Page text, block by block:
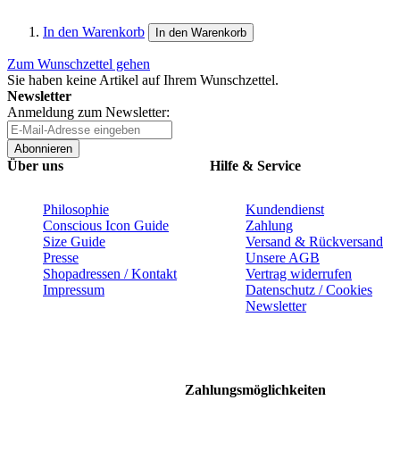
In den Warenkorb In den Warenkorb
Zum Wunschzettel gehen
Sie haben keine Artikel auf Ihrem Wunschzettel.
Newsletter
Anmeldung zum Newsletter:
Abonnieren
Über uns
Philosophie
Conscious Icon Guide
Size Guide
Presse
Shopadressen / Kontakt
Impressum
Hilfe & Service
Kundendienst
Zahlung
Versand & Rückversand
Unsere AGB
Vertrag widerrufen
Datenschutz / Cookies
Newsletter
Zahlungsmöglichkeiten